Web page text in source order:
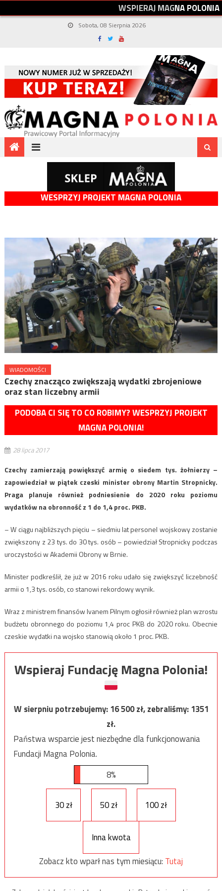
WSPIERAJMAGNAPOLONIA
Sobota, 08 Sierpnia 2026
WESPRZYJ PROJEKT MAGNA POLONIA
WIADOMOŚCI
Czechy znacząco zwiększają wydatki zbrojeniowe
oraz stan liczebny armii
PODOBA CI SIĘ TO CO ROBIMY? WESPRZYJ PROJEKT
MAGNA POLONIA!
28 lipca 2017
Czechy zamierzają powiększyć armię o siedem tys. żołnierzy –
zapowiedział w piątek czeski minister obrony Martin Stropnicky.
Praga planuje również podniesienie do 2020 roku poziomu
wydatków na obronność z 1 do 1,4 proc. PKB.
– W ciągu najbliższych pięciu – siedmiu lat personel wojskowy zostanie
zwiększony z 23 tys. do 30 tys. osób – powiedział Stropnicky podczas
uroczystości w Akademii Obrony w Brnie.
Minister podkreślił, że już w 2016 roku udało się zwiększyć liczebność
armii o 1,3 tys. osób, co stanowi rekordowy wynik.
Wraz z ministrem finansów Ivanem Pilnym ogłosił również plan wzrostu
budżetu obronnego do poziomu 1,4 proc PKB do 2020 roku. Obecnie
czeskie wydatki na wojsko stanowią około 1 proc. PKB.
Wspieraj Fundację Magna Polonia!
W sierpniu potrzebujemy:16 500zł, zebraliśmy:1351
zł.
Państwa wsparcie jest niezbędne dla funkcjonowania
Fundacji Magna Polonia.
8%
30 zł 50 zł 100 zł
Inna kwota
Zobacz kto wparł nas tym miesiącu: Tutaj